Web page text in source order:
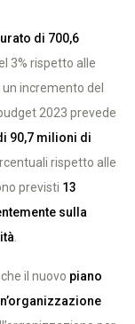
di 700,6
3% rispetto alle
incremento del
2023 prevede
90,7 milioni di
rispetto alle
previsti 13
sulla
il nuovo piano
n’organizzazione